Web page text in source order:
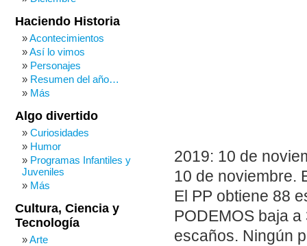
2019: 10 de
10 de noviembre.
El PP obtiene 88
PODEMOS baja
escaños. Ningún
Haciendo Historia
Acontecimientos
Así lo vimos
Personajes
Resumen del año…
Más
Algo divertido
Curiosidades
Humor
Programas Infantiles y
Juveniles
Más
Cultura, Ciencia y
Tecnología
Arte